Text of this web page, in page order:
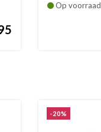
Op voorraad
-20%